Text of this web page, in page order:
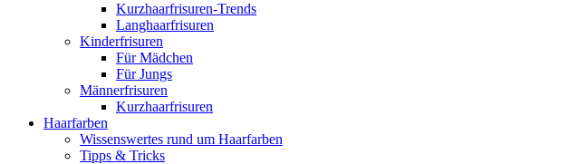
Kurzhaarfrisuren-Trends
Langhaarfrisuren
Kinderfrisuren
Für Mädchen
Für Jungs
Männerfrisuren
Kurzhaarfrisuren
Haarfarben
Wissenswertes rund um Haarfarben
Tipps & Tricks